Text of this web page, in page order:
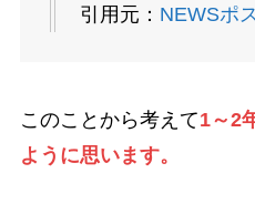
引用元： NEWSポ
このことから考えて1～2
ように思います。